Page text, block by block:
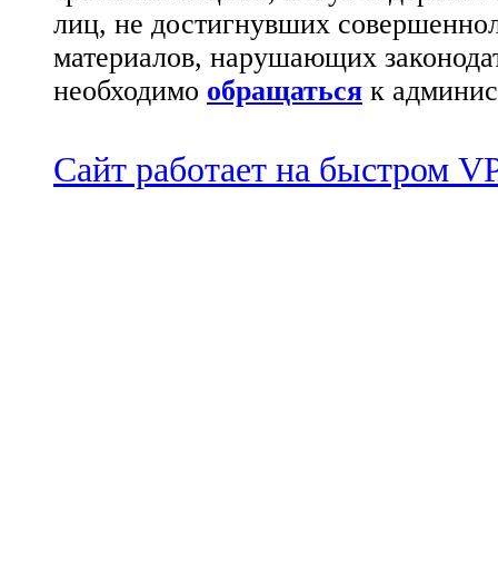
лиц, не достигнувших
материалов, нарушающих
необходимо обращаться к
Сайт работает на быстром